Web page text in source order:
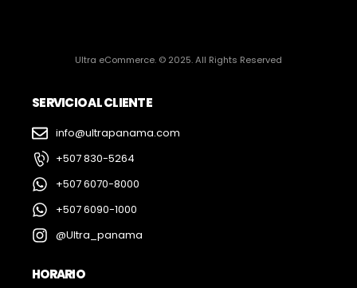
Ultra eCommerce. © 2025. All Rights Reserved
SERVICIO AL CLIENTE
info@ultrapanama.com
+507 830-5264
+507 6070-8000
+507 6090-1000
@Ultra_panama
HORARIO